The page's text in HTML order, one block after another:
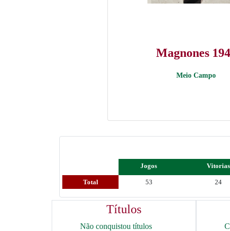
Magnones
Meio Campo
Jogos Vitorias
Total 53 24
Títulos
Não conquistou títulos